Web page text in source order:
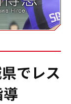
でレス